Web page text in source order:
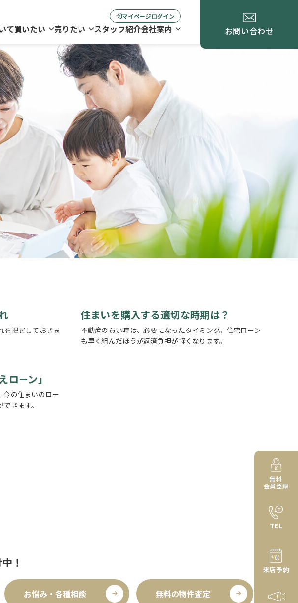
マイページログイン
て買いたい 売りたい スタッフ紹介会社案内 お問い合わせ
を把握しておきま
住まいを購入する適切な時期は？
不動産の買い時は、必要になったタイミング。住宅ローン
も早く組んだほうが返済負担が軽くなります。
ローン」
今の住まいのロー
きます。
！
お悩み・各種相談 無料の物件査定
無料
会員登録
TEL
来店予約